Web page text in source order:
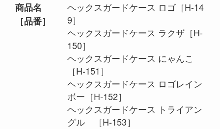
商品名
［品番］
ヘックスガードケース ロゴ［H-14
9］
ヘックスガードケース ラクザ［H-
150］
ヘックスガードケース にゃんこ
［H-151］
ヘックスガードケース ロゴレイン
ボー［H-152］
ヘックスガードケース トライアン
グル ［H-153］